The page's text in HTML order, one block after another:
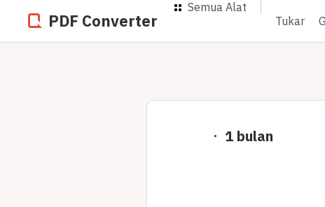
PDF Converter
Semua Alat
Tukar
1 bulan